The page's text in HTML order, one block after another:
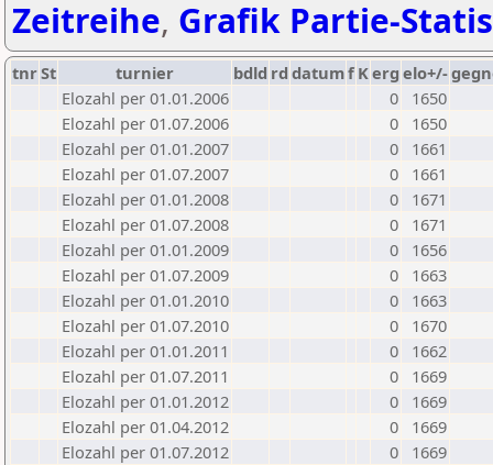
Zeitreihe, Grafik Partie-
tnrSt turnier bdld rd datumf Kerg elo+/-
Elozahl per 01.01.2006
0
1650
Elozahl per 01.07.2006
0
1650
Elozahl per 01.01.2007
0
1661
Elozahl per 01.07.2007
0
1661
Elozahl per 01.01.2008
0
1671
Elozahl per 01.07.2008
0
1671
Elozahl per 01.01.2009
0
1656
Elozahl per 01.07.2009
0
1663
Elozahl per 01.01.2010
0
1663
Elozahl per 01.07.2010
0
1670
Elozahl per 01.01.2011
0
1662
Elozahl per 01.07.2011
0
1669
Elozahl per 01.01.2012
0
1669
Elozahl per 01.04.2012
0
1669
Elozahl per 01.07.2012
0
1669